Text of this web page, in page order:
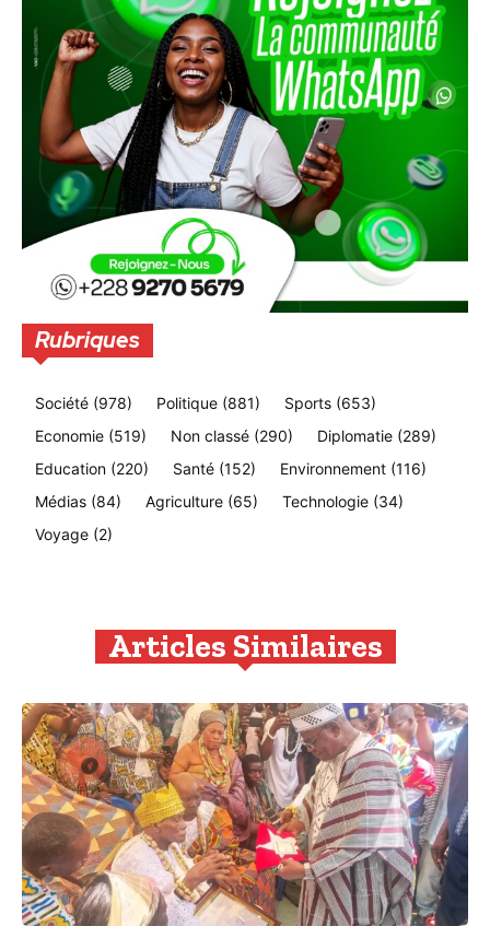
Rubriques
Société (978) Politique (881) Sports (653)
Economie (519) Non classé (290) Diplomatie (289)
Education (220) Santé (152) Environnement (116)
Médias (84) Agriculture (65) Technologie (34)
Voyage (2)
Articles Similaires